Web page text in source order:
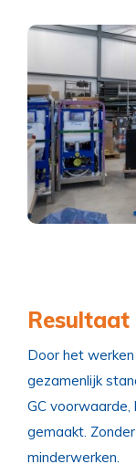
Resultaat
Door het
gezamenlijk
GC
gemaakt.
minderwerken.